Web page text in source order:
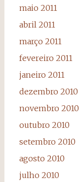
maio 2011
abril 2011
março 2011
fevereiro 2011
janeiro 2011
dezembro 2010
novembro 2010
outubro 2010
setembro 2010
agosto 2010
julho 2010